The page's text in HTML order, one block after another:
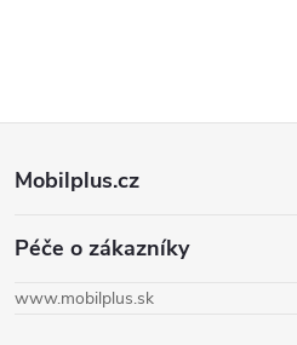
p
Mobilplus.cz
Péče o zákazníky
www.mobilplus.sk